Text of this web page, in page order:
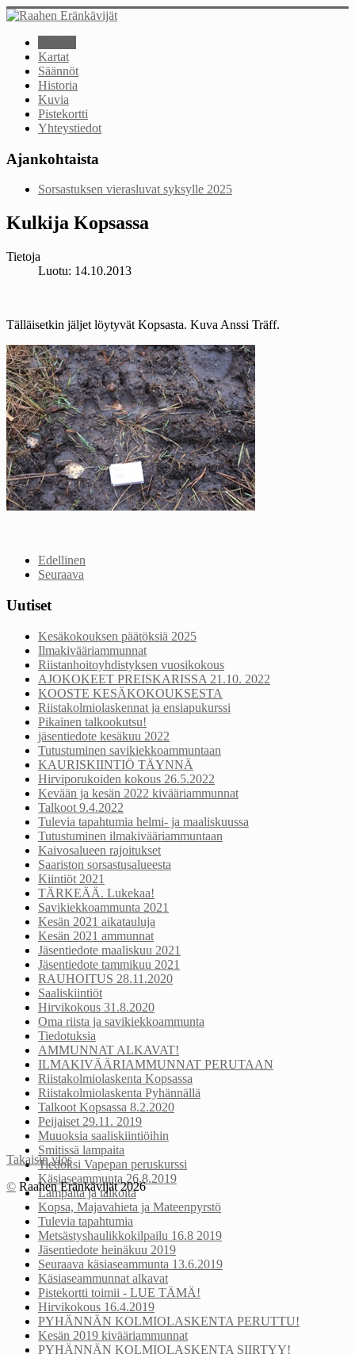
Kartat
Säännöt
Historia
Kuvia
Pistekortti
Yhteystiedot
Ajankohtaista
Sorsastuksen vierasluvat syksylle 2025
Kulkija Kopsassa
Tietoja
Luotu: 14.10.2013
Tälläisetkin jäljet löytyvät Kopsasta. Kuva Anssi Träff.
Edellinen
Seuraava
Uutiset
Kesäkokouksen päätöksiä 2025
Ilmakivääriammunnat
Riistanhoitoyhdistyksen vuosikokous
AJOKOKEET PREISKARISSA 21.10. 2022
KOOSTE KESÄKOKOUKSESTA
Riistakolmiolaskennat ja ensiapukurssi
Pikainen talkookutsu!
jäsentiedote kesäkuu 2022
Tutustuminen savikiekkoammuntaan
KAURISKIINTIÖ TÄYNNÄ
Hirviporukoiden kokous 26.5.2022
Kevään ja kesän 2022 kivääriammunnat
Talkoot 9.4.2022
Tulevia tapahtumia helmi- ja maaliskuussa
Tutustuminen ilmakivääriammuntaan
Kaivosalueen rajoitukset
Saariston sorsastusalueesta
Kiintiöt 2021
TÄRKEÄÄ. Lukekaa!
Savikiekkoammunta 2021
Kesän 2021 aikatauluja
Kesän 2021 ammunnat
Jäsentiedote maaliskuu 2021
Jäsentiedote tammikuu 2021
RAUHOITUS 28.11.2020
Saaliskiintiöt
Hirvikokous 31.8.2020
Oma riista ja savikiekkoammunta
Tiedotuksia
AMMUNNAT ALKAVAT!
ILMAKIVÄÄRIAMMUNNAT PERUTAAN
Riistakolmiolaskenta Kopsassa
Riistakolmiolaskenta Pyhännällä
Talkoot Kopsassa 8.2.2020
Peijaiset 29.11. 2019
Muuoksia saaliskiintiöihin
Smitissä lampaita
Tiedoksi Vapepan peruskurssi
Käsiaseammunta 26.8.2019
Lampaita ja talkoita
Kopsa, Majavahieta ja Mateenpyrstö
Tulevia tapahtumia
Metsästyshaulikkokilpailu 16.8 2019
Jäsentiedote heinäkuu 2019
Seuraava käsiaseammunta 13.6.2019
Käsiaseammunnat alkavat
Pistekortti toimii - LUE TÄMÄ!
Hirvikokous 16.4.2019
PYHÄNNÄN KOLMIOLASKENTA PERUTTU!
Kesän 2019 kivääriammunnat
PYHÄNNÄN KOLMIOLASKENTA SIIRTYY!
Takaisin ylös
© Raahen Eränkävijät 2026